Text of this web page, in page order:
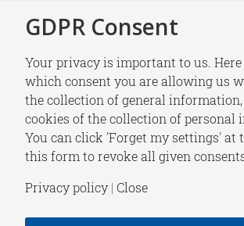
NEWS
Laat Europa
niet
GDPR Consent
Your privacy is important to us. Here
which consent you are allowing us
the collection of general
cookies of the collection of personal
You can click 'Forget my settings' at
this form to revoke all given
Privacy policy | Close